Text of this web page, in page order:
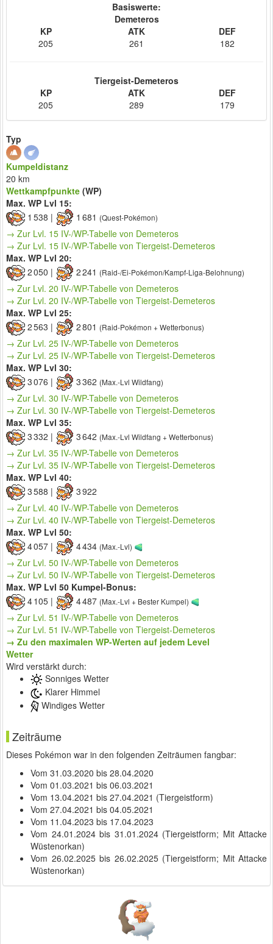
Basiswerte:
Demeteros
KP
205
ATK
261
DEF
182
Tiergeist-Demeteros
KP
205
ATK
289
DEF
179
Typ
Kumpeldistanz
20 km
Wettkampfpunkte (WP)
Max. WP Lvl 15:
1 538 |
1 681 (Quest-Pokémon)
→ Zur Lvl. 15 IV-/WP-Tabelle von Demeteros
→ Zur Lvl. 15 IV-/WP-Tabelle von Tiergeist-Demeteros
Max. WP Lvl 20:
2 050 |
2 241 (Raid-/Ei-Pokémon/Kampf-Liga-Belohnung)
→ Zur Lvl. 20 IV-/WP-Tabelle von Demeteros
→ Zur Lvl. 20 IV-/WP-Tabelle von Tiergeist-Demeteros
Max. WP Lvl 25:
2 563 |
2 801 (Raid-Pokémon + Wetterbonus)
→ Zur Lvl. 25 IV-/WP-Tabelle von Demeteros
→ Zur Lvl. 25 IV-/WP-Tabelle von Tiergeist-Demeteros
Max. WP Lvl 30:
3 076 |
3 362 (Max.-Lvl Wildfang)
→ Zur Lvl. 30 IV-/WP-Tabelle von Demeteros
→ Zur Lvl. 30 IV-/WP-Tabelle von Tiergeist-Demeteros
Max. WP Lvl 35:
3 332 |
3 642 (Max.-Lvl Wildfang + Wetterbonus)
→ Zur Lvl. 35 IV-/WP-Tabelle von Demeteros
→ Zur Lvl. 35 IV-/WP-Tabelle von Tiergeist-Demeteros
Max. WP Lvl 40:
3 588 |
3 922
→ Zur Lvl. 40 IV-/WP-Tabelle von Demeteros
→ Zur Lvl. 40 IV-/WP-Tabelle von Tiergeist-Demeteros
Max. WP Lvl 50:
4 057 |
4 434 (Max.-Lvl)
→ Zur Lvl. 50 IV-/WP-Tabelle von Demeteros
→ Zur Lvl. 50 IV-/WP-Tabelle von Tiergeist-Demeteros
Max. WP Lvl 50 Kumpel-Bonus:
4 105 |
4 487 (Max.-Lvl + Bester Kumpel)
→ Zur Lvl. 51 IV-/WP-Tabelle von Demeteros
→ Zur Lvl. 51 IV-/WP-Tabelle von Tiergeist-Demeteros
→ Zu den maximalen WP-Werten auf jedem Level
Wetter
Wird verstärkt durch:
Sonniges Wetter
Klarer Himmel
Windiges Wetter
Zeiträume
Dieses Pokémon war in den folgenden Zeiträumen fangbar:
Vom 31.03.2020 bis 28.04.2020
Vom 01.03.2021 bis 06.03.2021
Vom 13.04.2021 bis 27.04.2021 (Tiergeistform)
Vom 27.04.2021 bis 04.05.2021
Vom 11.04.2023 bis 17.04.2023
Vom 24.01.2024 bis 31.01.2024 (Tiergeistform; Mit Attacke
Wüstenorkan)
Vom 26.02.2025 bis 26.02.2025 (Tiergeistform; Mit Attacke
Wüstenorkan)